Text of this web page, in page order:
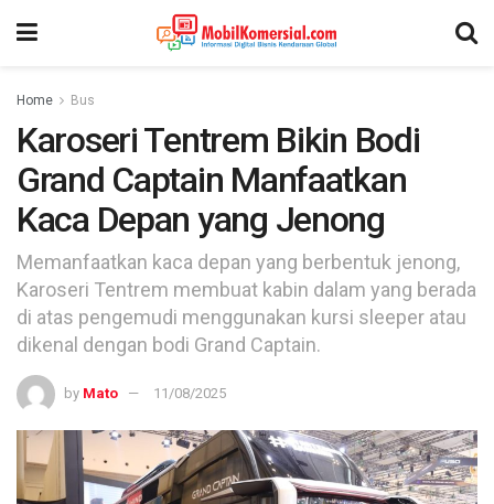
Home Bus
Karoseri Tentrem Bikin Bodi
Grand Captain Manfaatkan
Kaca Depan yang Jenong
Memanfaatkan kaca depan yang berbentuk jenong,
Karoseri Tentrem membuat kabin dalam yang berada
di atas pengemudi menggunakan kursi sleeper atau
dikenal dengan bodi Grand Captain.
by Mato 11/08/2025